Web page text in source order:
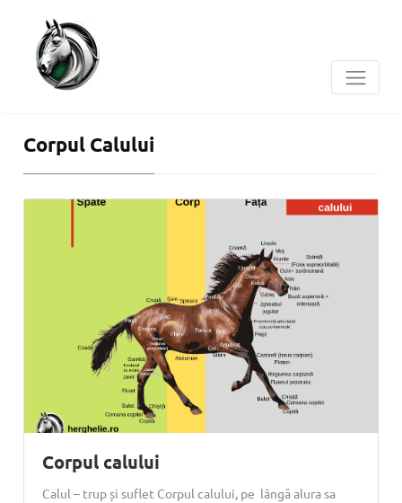
Corpul Calului
Corpul calului
Calul – trup și suflet Corpul calului, pe lângă alura sa